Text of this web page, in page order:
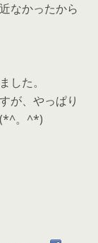
なかったから
した。
が、やっぱり
(*^。^*)